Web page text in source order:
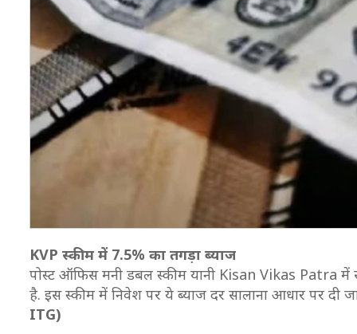
KVP स्कीम में 7.5% का तगड़ा ब्याज
पोस्ट ऑफिस मनी डबल स्कीम यानी Kisan Vikas Patra
है. इस स्कीम में निवेश पर ये ब्याज दर सालाना आधार पर दी
ITG)